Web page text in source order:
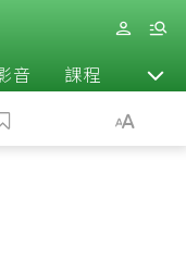
音 課程 退休